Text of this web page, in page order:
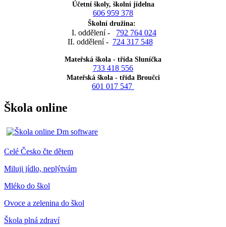
Účetní školy, školní jídelna
606 959 378
Školní družina:
I. oddělení - 792 764 024
II. oddělení - 724 317 548
Mateřská škola - třída Sluníčka
733 418 556
Mateřská škola - třída Broučci
601 017 547
Škola online
Celé Česko čte dětem
Miluji jídlo, neplýtvám
Mléko do škol
Ovoce a zelenina do škol
Škola plná zdraví